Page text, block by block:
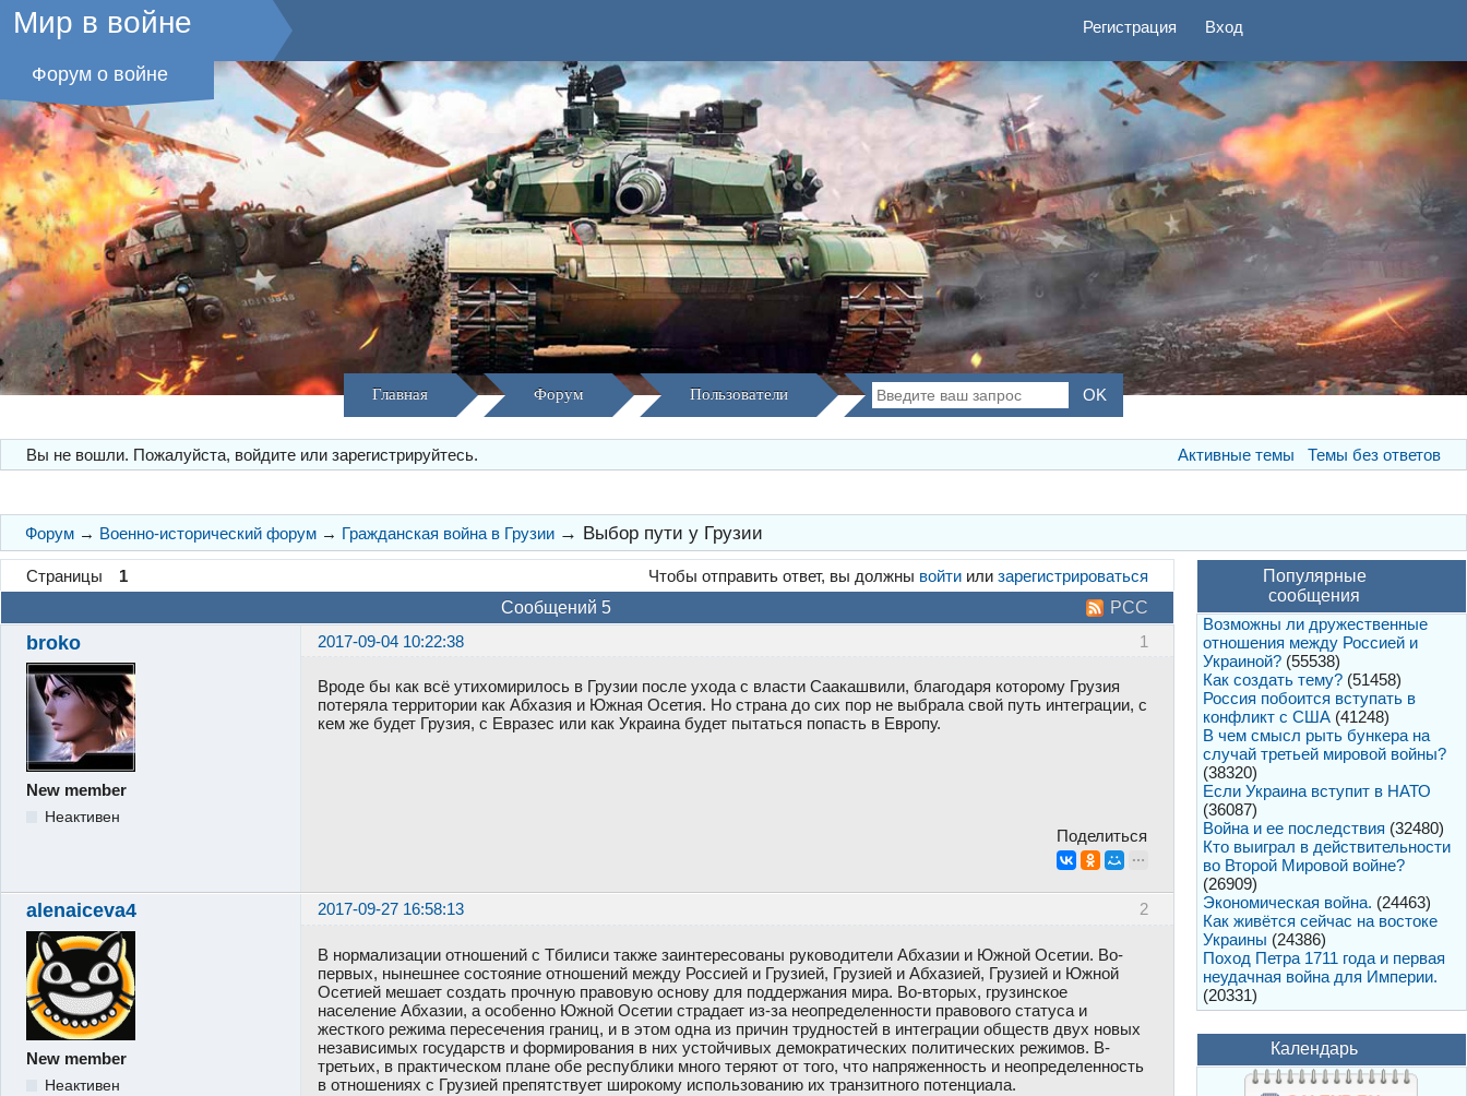
Мир в войне
Форум о войне
Регистрация Вход
Главная Форум Пользователи
Вы не вошли. Пожалуйста, войдите или зарегистрируйтесь. Активные темы Темы без ответов
Форум → Военно-исторический форум → Гражданская война в Грузии → Выбор пути у Грузии
Страницы 1 Чтобы отправить ответ, вы должны войти илизарегистрироваться
РСС
Сообщений 5
1
broko 2017-09-04 10:22:38
New member
Неактивен
Вроде бы как всё утихомирилось в Грузии после ухода с власти Саакашвили, благодаря которому Грузия
потеряла территории как Абхазия и Южная Осетия. Но страна до сих пор не выбрала свой путь интеграции, с
кем же будет Грузия, с Евразес или как Украина будет пытаться попасть в Европу.
Поделиться
2
alenaiceva4 2017-09-27 16:58:13
New member
Неактивен
В нормализации отношений с Тбилиси также заинтересованы руководители Абхазии и Южной Осетии. Во-
первых, нынешнее состояние отношений между Россией и Грузией, Грузией и Абхазией, Грузией и Южной
Осетией мешает создать прочную правовую основу для поддержания мира. Во-вторых, грузинское
население Абхазии, а особенно Южной Осетии страдает из-за неопределенности правового статуса и
жесткого режима пересечения границ, и в этом одна из причин трудностей в интеграции обществ двух новых
независимых государств и формирования в них устойчивых демократических политических режимов. В-
третьих, в практическом плане обе республики много теряют от того, что напряженность и неопределенность
в отношениях с Грузией препятствует широкому использованию их транзитного потенциала.
Популярные
сообщения
Возможны ли дружественные
отношения между Россией и
Украиной? (55538)
Как создать тему? (51458)
Россия побоится вступать в
конфликт с США (41248)
В чем смысл рыть бункера на
случай третьей мировой войны?
(38320)
Если Украина вступит в НАТО
(36087)
Война и ее последствия (32480)
Кто выиграл в действительности
во Второй Мировой войне?
(26909)
Экономическая война. (24463)
Как живётся сейчас на востоке
Украины (24386)
Поход Петра 1711 года и первая
неудачная война для Империи.
(20331)
Календарь